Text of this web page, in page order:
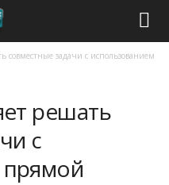
совместные задачи с использованием
решать
с